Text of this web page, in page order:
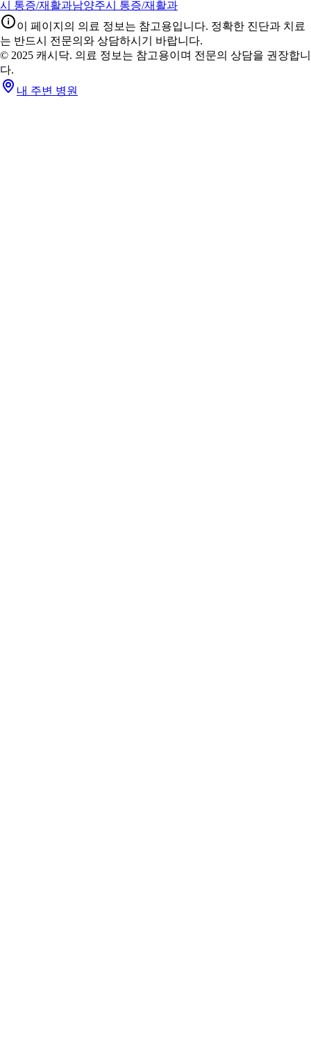
시 통증/재활과남양주시 통증/재활과
이 페이지의 의료 정보는 참고용입니다. 정확한 진단과 치료
는 반드시 전문의와 상담하시기 바랍니다.
© 2025 캐시닥. 의료 정보는 참고용이며 전문의 상담을 권장합니
다.
내 주변 병원